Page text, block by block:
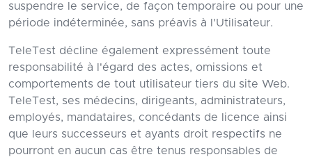
suspendre le service, de façon temporaire ou pour une
période indéterminée, sans préavis à l'Utilisateur.
TeleTest décline également expressément toute
responsabilité à l'égard des actes, omissions et
comportements de tout utilisateur tiers du site Web.
TeleTest, ses médecins, dirigeants, administrateurs,
employés, mandataires, concédants de licence ainsi
que leurs successeurs et ayants droit respectifs ne
pourront en aucun cas être tenus responsables de